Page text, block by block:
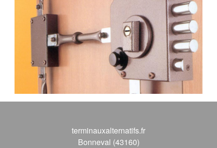
terminauxalternatifs.fr
Bonneval (43160)